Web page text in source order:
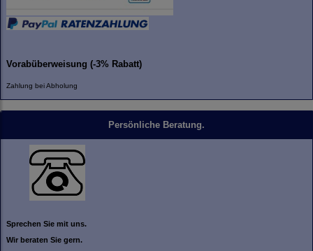
Vorabüberweisung (-3% Rabatt)
Zahlung bei Abholung
Persönliche Beratung.
Sprechen Sie mit uns.
Wir beraten Sie gern.